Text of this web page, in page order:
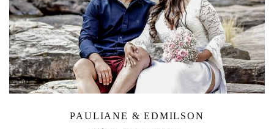
PAULIANE & EDMILSON